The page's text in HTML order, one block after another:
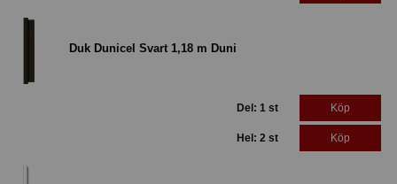
Duk Dunicel Svart 1,18 m Duni
Del: 1 st Köp
Hel: 2 st Köp